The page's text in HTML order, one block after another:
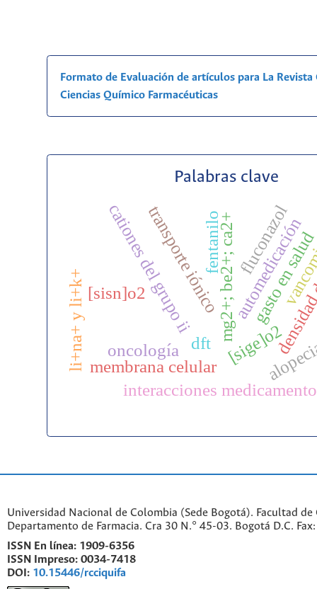
Formato de Evaluación de artículos para La
Ciencias Químico Farmacéuticas
Palabras clave
cationes del grupo iimg2+; be2+; ca2+
transporte iónico
[sige]o2
[sisn]o2
membrana celular
gasto en salud
automedicación
li+na+ y li+k+ dft
fluconazol
interacciones
fentanilo
oncología
Universidad Nacional de Colombia (Sede Bogotá). Facultad de
Departamento de Farmacia. Cra 30 N.° 45-03. Bogotá D.C.
ISSN En línea: 1909-6356
ISSN Impreso: 0034-7418
DOI: 10.15446/rcciquifa